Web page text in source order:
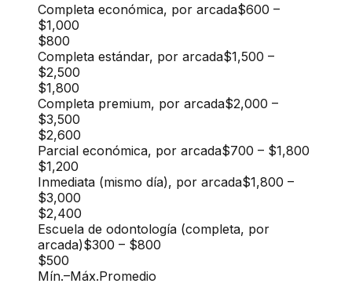
Completa económica, por arcada$600 –
$1,000
$800
Completa estándar, por arcada$1,500 –
$2,500
$1,800
Completa premium, por arcada$2,000 –
$3,500
$2,600
Parcial económica, por arcada$700 – $1,800
$1,200
Inmediata (mismo día), por arcada$1,800 –
$3,000
$2,400
Escuela de odontología (completa, por
arcada)$300 – $800
$500
Mín.–Máx.Promedio